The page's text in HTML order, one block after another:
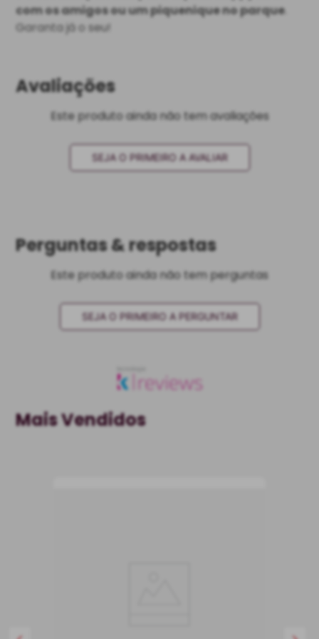
com os amigos ou um piquenique no parque.
Garanta já o seu!
Avaliações
Este produto ainda não tem avaliações
SEJA O PRIMEIRO A AVALIAR
Perguntas & respostas
Este produto ainda não tem perguntas
SEJA O PRIMEIRO A PERGUNTAR
Mais Vendidos